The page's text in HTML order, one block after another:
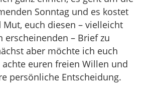
Sonntag und es kostet
euch diesen – vielleicht
erscheinenden – Brief zu
aber möchte ich euch
euren freien Willen und
persönliche Entscheidung.